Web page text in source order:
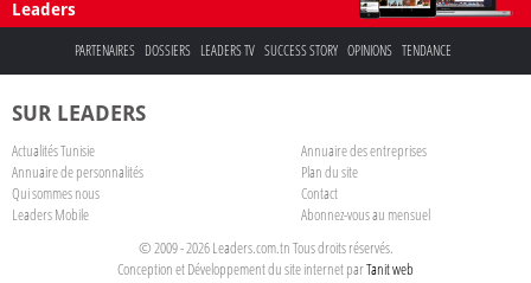
Leaders
PARTENAIRES DOSSIERS LEADERS TV SUCCESS STORY OPINIONS TENDANCE
SUR LEADERS
Actualités Tunisie
Annuaire des entreprises
Annuaire de personnalités
Plan du site
Qui sommes nous
Contact
Leaders Mobile
Abonnez-vous au mensuel
© 2009 - 2026 Leaders.com.tn Tous droits réservés.
Conception et Développement du site internet parTanit web